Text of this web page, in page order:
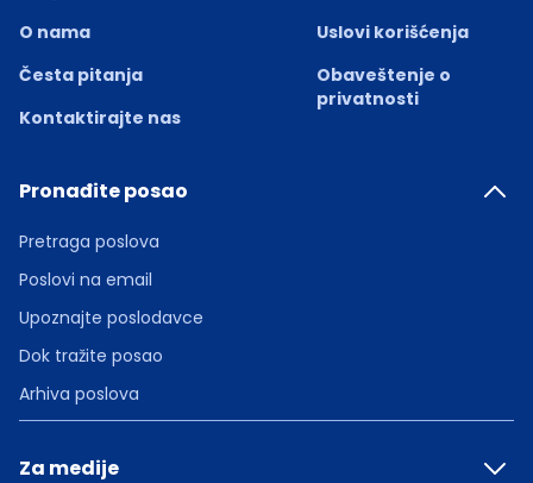
O nama
Česta pitanja
Kontaktirajte nas
Uslovi korišćenja
Obaveštenje o
privatnosti
Pronađite posao
Pretraga poslova
Poslovi na email
Upoznajte poslodavce
Dok tražite posao
Arhiva poslova
Za medije